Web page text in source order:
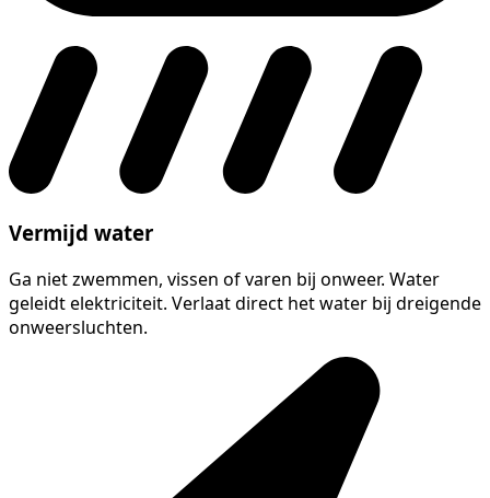
Vermijd water
Ga niet zwemmen, vissen of varen bij onweer. Water
geleidt elektriciteit. Verlaat direct het water bij dreigende
onweersluchten.